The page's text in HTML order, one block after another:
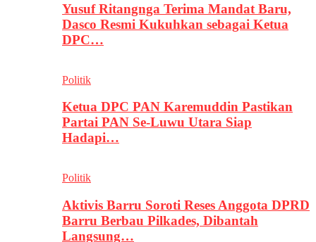
Yusuf Ritangnga Terima Mandat Baru,
Dasco Resmi Kukuhkan sebagai Ketua
DPC…
Politik
Ketua DPC PAN Karemuddin Pastikan
Partai PAN Se-Luwu Utara Siap
Hadapi…
Politik
Aktivis Barru Soroti Reses Anggota DPRD
Barru Berbau Pilkades, Dibantah
Langsung…